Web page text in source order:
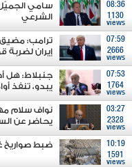
08:36
1130
views
سامي
الشرعي
07:59
2666
views
ترامب: مضيق
إيران لضربة
07:53
1764
views
جنبلاط: هل
يبدو، تنفذ
03:27
2328
views
نواف سلام
يحاضر عن
10:19
1591
views
ضبط صواريخ